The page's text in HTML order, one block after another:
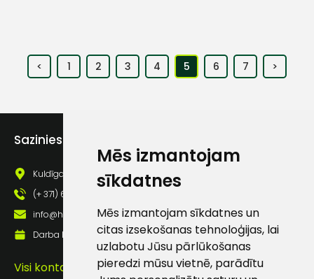
Mēs izmantojam
sīkdatnes
Mēs izmantojam sīkdatnes un
citas izsekošanas tehnoloģijas, lai
uzlabotu Jūsu pārlūkošanas
pieredzi mūsu vietnē, parādītu
< 1 2 3 4 5 6 7 >
Sazinies ar mums
Kuldīgas iela 69a, Saldus, Saldus nov., LV - 3801
(+ 371) 63 881 186
info@hards.lv
Darba laiks: Darbadienās: 8:00 - 17:00
Visi kontakti